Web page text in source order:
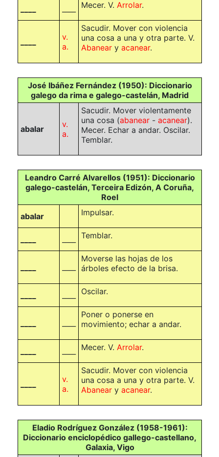
Mecer. V. Arrolar.
v.
a.
Sacudir. Mover con violencia
una cosa a una y otra parte. V.
Abanear y acanear.
José Ibáñez Fernández (1950): Diccionario
galego da rima e galego-castelán, Madrid
abalar
v.
a.
Sacudir. Mover violentamente
una cosa (abanear - acanear).
Mecer. Echar a andar. Oscilar.
Temblar.
Leandro Carré Alvarellos (1951): Diccionario
galego-castelán, Terceira Edizón, A Coruña,
Roel
abalar
Impulsar.
Temblar.
Moverse las hojas de los
árboles efecto de la brisa.
Oscilar.
Poner o ponerse en
movimiento; echar a andar.
Mecer. V. Arrolar.
v.
a.
Sacudir. Mover con violencia
una cosa a una y otra parte. V.
Abanear y acanear.
Eladio Rodríguez González (1958-1961):
Diccionario enciclopédico gallego-castellano,
Galaxia, Vigo